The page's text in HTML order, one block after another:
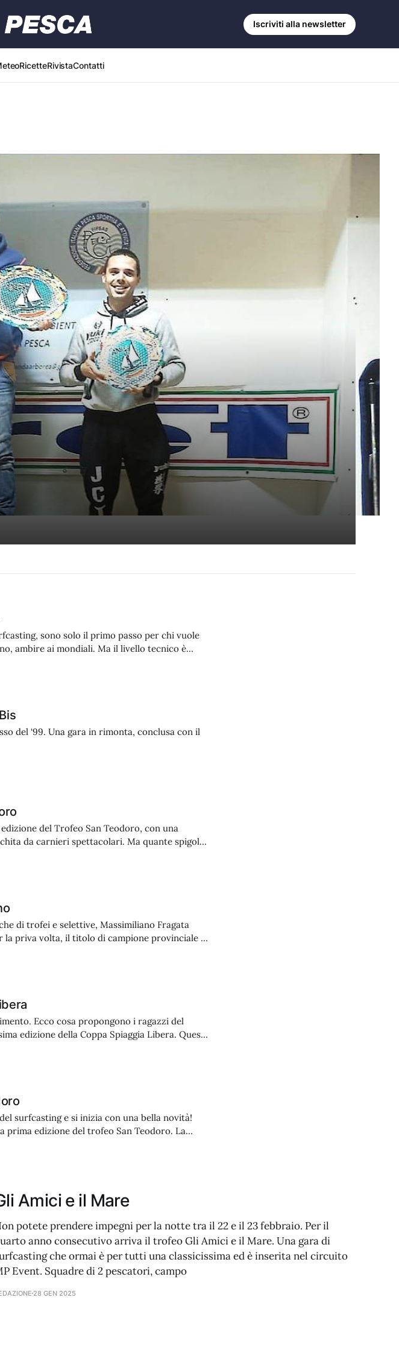
RicetteRivistaContatti
Iscriviti alla newsletter
sono solo il primo passo per chi vuole
ambire ai mondiali. Ma il livello tecnico è
del ‘99. Una gara in rimonta, conclusa con il
del Trofeo San Teodoro, con una
da carnieri spettacolari. Ma quante spigole
di trofei e selettive, Massimiliano Fragata
la priva volta, il titolo di campione provinciale di
Ecco cosa propongono i ragazzi del
edizione della Coppa Spiaggia Libera. Questa
surfcasting e si inizia con una bella novità!
prima edizione del trofeo San Teodoro. La
Amici e il Mare
potete prendere impegni per la notte tra il 22 e il 23 febbraio. Per il
anno consecutivo arriva il trofeo Gli Amici e il Mare. Una gara di
che ormai è per tutti una classicissima ed è inserita nel circuito
Event. Squadre di 2 pescatori, campo
28 GEN 2025